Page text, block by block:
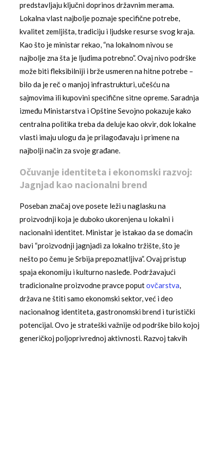
predstavljaju ključni doprinos državnim merama.
Lokalna vlast najbolje poznaje specifične potrebe,
kvalitet zemljišta, tradiciju i ljudske resurse svog kraja.
Kao što je ministar rekao, “na lokalnom nivou se
najbolje zna šta je ljudima potrebno”. Ovaj nivo podrške
može biti fleksibilniji i brže usmeren na hitne potrebe –
bilo da je reč o manjoj infrastrukturi, učešću na
sajmovima ili kupovini specifične sitne opreme. Saradnja
između Ministarstva i Opštine Sevojno pokazuje kako
centralna politika treba da deluje kao okvir, dok lokalne
vlasti imaju ulogu da je prilagođavaju i primene na
najbolji način za svoje građane.
Očuvanje identiteta i ekonomski razvoj:
Jagnjad kao nacionalni brend
Poseban značaj ove posete leži u naglasku na
proizvodnji koja je duboko ukorenjena u lokalni i
nacionalni identitet. Ministar je istakao da se domaćin
bavi “proizvodnji jagnjadi za lokalno tržište, što je
nešto po čemu je Srbija prepoznatljiva”. Ovaj pristup
spaja ekonomiju i kulturno nasleđe. Podržavajući
tradicionalne proizvodne pravce poputovčarstva,
država ne štiti samo ekonomski sektor, već i deo
nacionalnog identiteta, gastronomski brend i turistički
potencijal. Ovo je strateški važnije od podrške bilo kojoj
generičkoj poljoprivrednoj aktivnosti. Razvoj takvih